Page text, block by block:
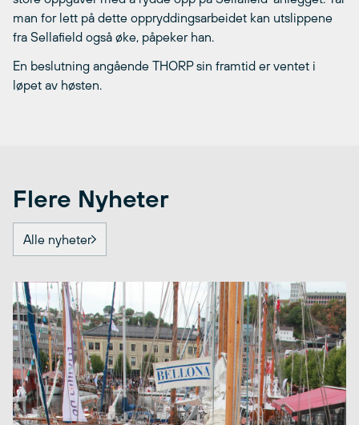
man for lett på dette oppryddingsarbeidet kan utslippene
fra Sellafield også øke, påpeker han.
En beslutning angående THORP sin framtid er ventet i
løpet av høsten.
Flere Nyheter
Alle nyheter